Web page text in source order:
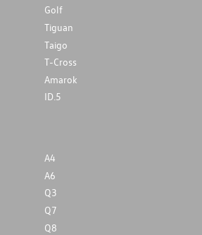
Golf
Tiguan
Taigo
T-Cross
Amarok
ID.5
A4
A6
Q3
Q7
Q8